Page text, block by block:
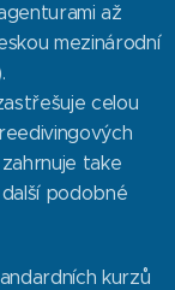
až
mezinárodní
celou
take
podobné
kurzů